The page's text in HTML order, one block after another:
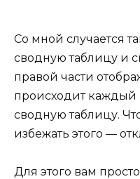
Со мной случается
сводную таблицу и
правой части
происходит каждый
сводную таблицу.
избежать этого —
Для этого вам